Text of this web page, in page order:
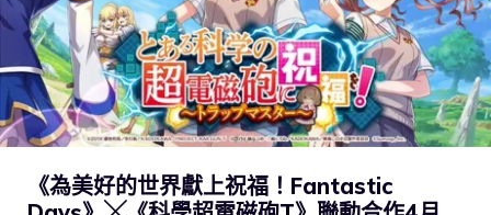
《為美好的世界獻上祝福！Fantastic